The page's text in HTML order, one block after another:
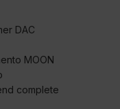
DAC
MOON
complete